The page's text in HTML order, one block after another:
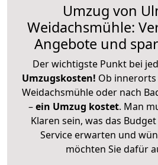
Umzug von
Weidachsmühle:
Angebote und
Der wichtigste Punkt bei
Umzugskosten! Ob
Weidachsmühle oder nach
–ein Umzug kostet. Man
Klaren sein, was das
Service erwarten und
möchten Sie dafür